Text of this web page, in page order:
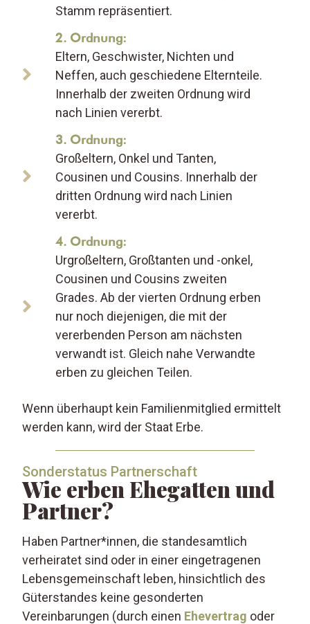
Stamm repräsentiert.
2. Ordnung:
Eltern, Geschwister, Nichten und
Neffen, auch geschiedene Elternteile.
Innerhalb der zweiten Ordnung wird
nach Linien vererbt.
3. Ordnung:
Großeltern, Onkel und Tanten,
Cousinen und Cousins. Innerhalb der
dritten Ordnung wird nach Linien
vererbt.
4. Ordnung:
Urgroßeltern, Großtanten und -onkel,
Cousinen und Cousins zweiten
Grades. Ab der vierten Ordnung erben
nur noch diejenigen, die mit der
vererbenden Person am nächsten
verwandt ist. Gleich nahe Verwandte
erben zu gleichen Teilen.
Wenn überhaupt kein Familienmitglied ermittelt
werden kann, wird der Staat Erbe.
Sonderstatus Partnerschaft
Wie erben Ehegatten und
Partner?
Haben Partner*innen, die standesamtlich
verheiratet sind oder in einer eingetragenen
Lebensgemeinschaft leben, hinsichtlich des
Güterstandes keine gesonderten
Vereinbarungen (durch einen Ehevertrag oder